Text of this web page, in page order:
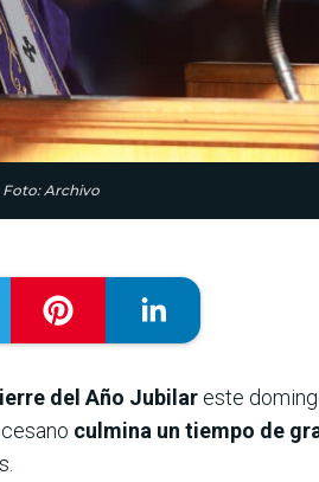
Foto: Archivo
del Año Jubilar este
culmina un tiempo de